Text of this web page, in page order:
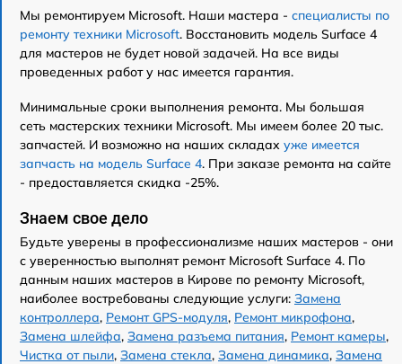
Мы ремонтируем Microsoft. Наши мастера - специалисты по
ремонту техники Microsoft. Восстановить модель Surface 4
для мастеров не будет новой задачей. На все виды
проведенных работ у нас имеется гарантия.
Минимальные сроки выполнения ремонта. Мы большая
сеть мастерских техники Microsoft. Мы имеем более 20 тыс.
запчастей. И возможно на наших складах уже имеется
запчасть на модель Surface 4. При заказе ремонта на сайте
- предоставляется скидка -25%.
Знаем свое дело
Будьте уверены в профессионализме наших мастеров - они
с уверенностью выполнят ремонт Microsoft Surface 4. По
данным наших мастеров в Кирове по ремонту Microsoft,
наиболее востребованы следующие услуги: Замена
контроллера, Ремонт GPS-модуля, Ремонт микрофона,
Замена шлейфа, Замена разъема питания, Ремонт камеры,
Чистка от пыли, Замена стекла, Замена динамика, Замена